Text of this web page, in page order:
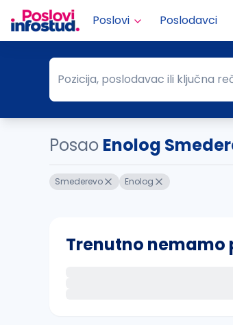
Poslovi Poslodavci
Pozicija, poslodavac ili ključna reč
Pozicija, poslodavac ili ključna
Posao Enolog
Smederevo Enolog
Trenutno nemamo